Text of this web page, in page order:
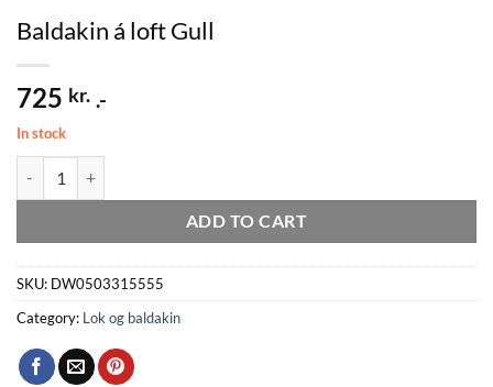
Baldakin á loft Gull
725 kr. .-
In stock
ADD TO CART
SKU: DW0503315555
Category: Lok og baldakin